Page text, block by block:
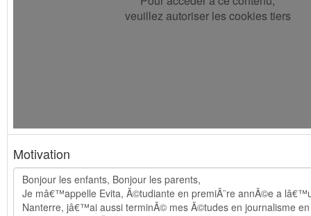
veuillez autoriser les cookies tiers
Motivation